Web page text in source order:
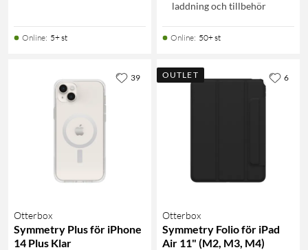
Online: 5+ st
laddning och tillbehör
Online: 50+ st
Otterbox
Symmetry Plus för iPhone
14 Plus Klar
39 OUTLET
Otterbox
Symmetry Folio för iPad
Air 11" (M2, M3, M4)
6